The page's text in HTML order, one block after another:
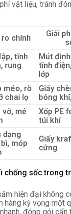
vật liệu, tránh
ro chính
Giải
tĩnh
rung
Mút
tĩnh
lớp
méo, rò
chai lọ
Giấy
bóng
vỡ, mẻ
Xốp PE
túi khí
dạng
móp
Giấy
cứng
chống sốc trong
hiện đại không
hàng kỳ vọng một
đóng gói cẩn